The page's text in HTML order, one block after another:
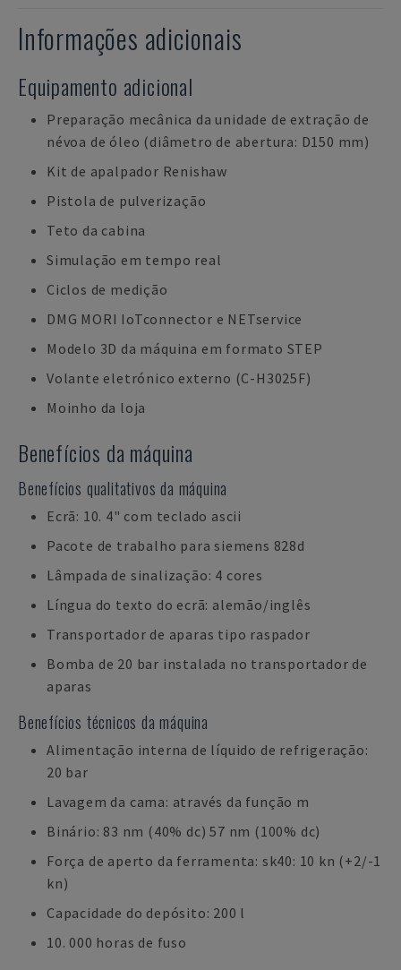
Informações adicionais
Equipamento adicional
Preparação mecânica da unidade de extração de
névoa de óleo (diâmetro de abertura: D150 mm)
Kit de apalpador Renishaw
Pistola de pulverização
Teto da cabina
Simulação em tempo real
Ciclos de medição
DMG MORI IoTconnector e NETservice
Modelo 3D da máquina em formato STEP
Volante eletrónico externo (C-H3025F)
Moinho da loja
Benefícios da máquina
Benefícios qualitativos da máquina
Ecrã: 10. 4" com teclado ascii
Pacote de trabalho para siemens 828d
Lâmpada de sinalização: 4 cores
Língua do texto do ecrã: alemão/inglês
Transportador de aparas tipo raspador
Bomba de 20 bar instalada no transportador de
aparas
Benefícios técnicos da máquina
Alimentação interna de líquido de refrigeração:
20 bar
Lavagem da cama: através da função m
Binário: 83 nm (40% dc) 57 nm (100% dc)
Força de aperto da ferramenta: sk40: 10 kn (+2/-1
kn)
Capacidade do depósito: 200 l
10. 000 horas de fuso